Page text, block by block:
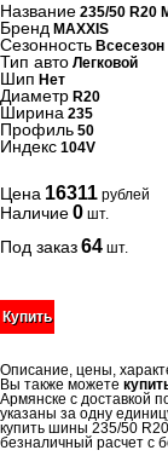
Название 235/50 R20
Бренд MAXXIS
Сезонность Всесезон
Тип авто Легковой
Шип Нет
Диаметр R20
Ширина 235
Профиль 50
Индекс 104V
Цена 16311 рублей
Наличие0 шт.
Под заказ64 шт.
Купить
Описание, цены,
Вы также можете
Армянске с доставкой
указаны за одну
купить шины 235/50
безналичный расчет с